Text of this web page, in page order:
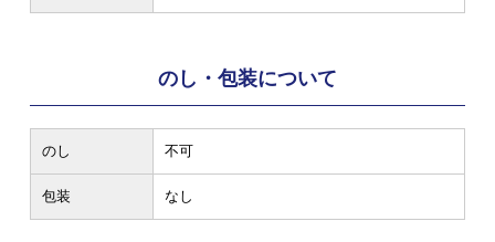
のし・包装について
のし 不可
包装 なし